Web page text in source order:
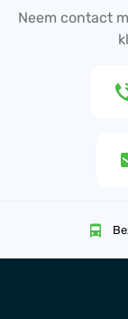
Neem contact